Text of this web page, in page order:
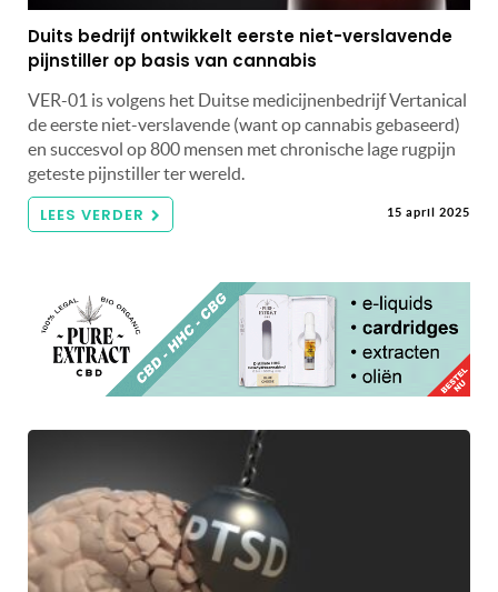
Duits bedrijf ontwikkelt eerste niet-verslavende
pijnstiller op basis van cannabis
VER-01 is volgens het Duitse medicijnenbedrijf Vertanical
de eerste niet-verslavende (want op cannabis gebaseerd)
en succesvol op 800 mensen met chronische lage rugpijn
geteste pijnstiller ter wereld.
LEES VERDER 15 april 2025